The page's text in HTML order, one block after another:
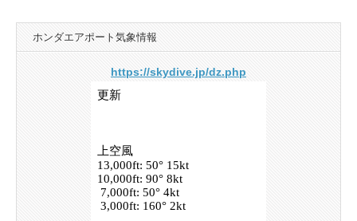
ホンダエアポート気象情報
https://skydive.jp/dz.php